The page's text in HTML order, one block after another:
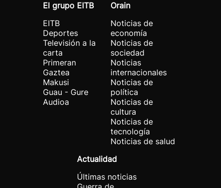
El grupo EITB
EITB
Deportes
Televisión a la
carta
Primeran
Gaztea
Makusi
Guau - Gure
Audioa
Orain
Noticias de
economía
Noticias de
sociedad
Noticias
internacionales
Noticias de
política
Noticias de
cultura
Noticias de
tecnología
Noticias de salud
Actualidad
Últimas noticias